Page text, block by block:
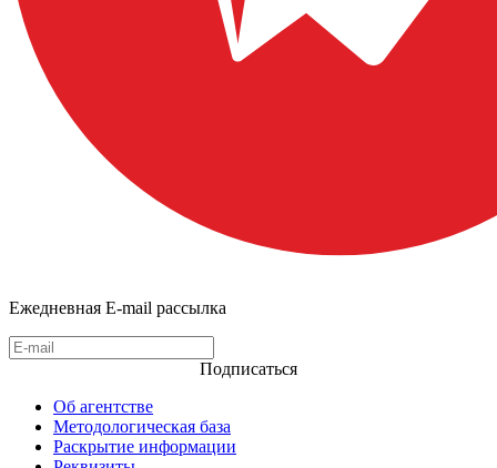
Ежедневная E-mail рассылка
Подписаться
Об агентстве
Методологическая база
Раскрытие информации